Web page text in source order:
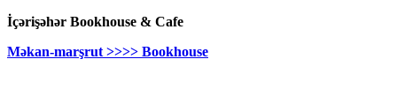
İçərişəhər Bookhouse & Cafe
Məkan-marşrut >>>> Bookhouse